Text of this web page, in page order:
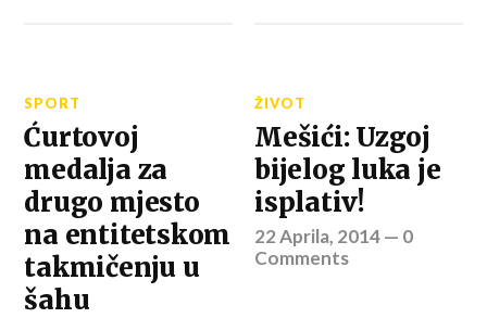
SPORT
Ćurtovoj
medalja za
drugo mjesto
na entitetskom
takmičenju u
šahu
ŽIVOT
Mešići: Uzgoj
bijelog luka je
isplativ!
22 Aprila, 2014— 0
Comments